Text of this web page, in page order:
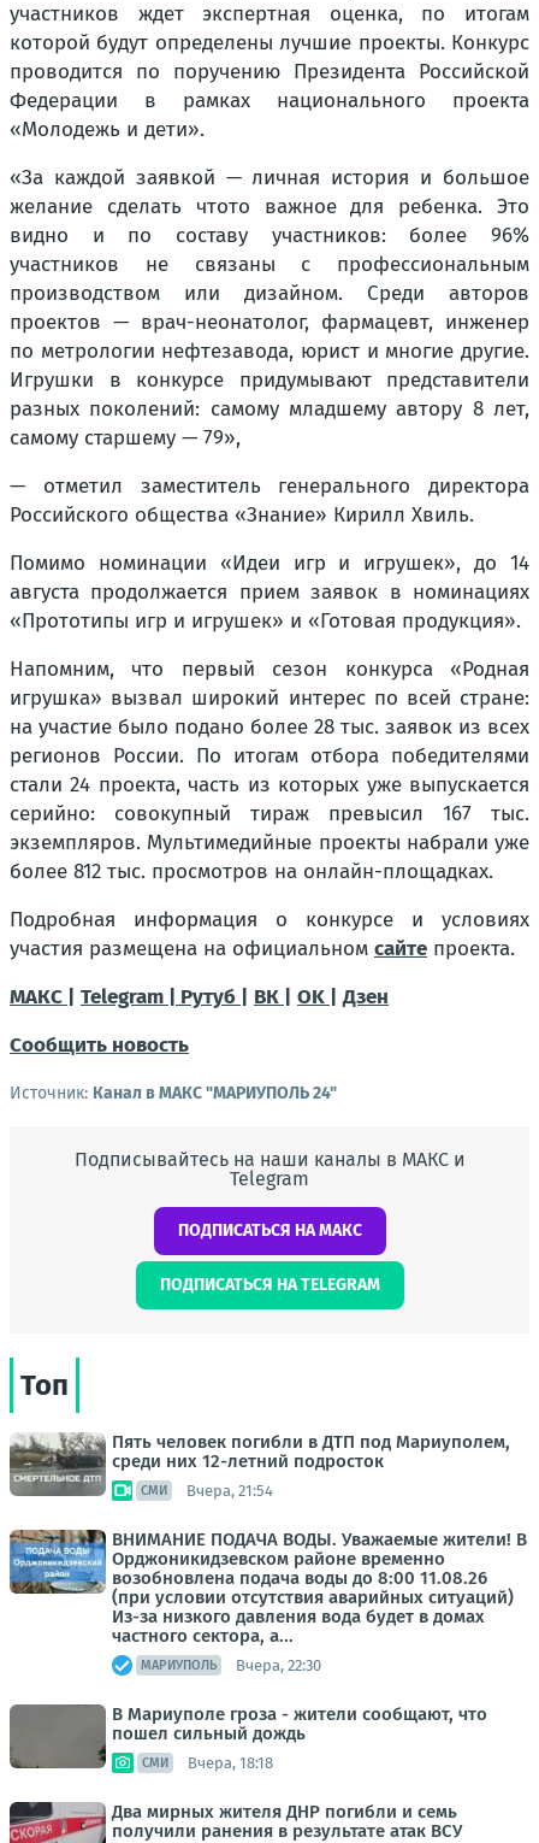
участников ждет экспертная оценка, по итогам
которой будут определены лучшие проекты. Конкурс
проводится по поручению Президента Российской
Федерации в рамках национального проекта
«Молодежь и дети».
«За каждой заявкой — личная история и большое
желание сделать чтото важное для ребенка. Это
видно и по составу участников: более 96%
участников не связаны с профессиональным
производством или дизайном. Среди авторов
проектов — врач-неонатолог, фармацевт, инженер
по метрологии нефтезавода, юрист и многие другие.
Игрушки в конкурсе придумывают представители
разных поколений: самому младшему автору 8 лет,
самому старшему — 79»,
— отметил заместитель генерального директора
Российского общества «Знание» Кирилл Хвиль.
Помимо номинации «Идеи игр и игрушек», до 14
августа продолжается прием заявок в номинациях
«Прототипы игр и игрушек» и «Готовая продукция».
Напомним, что первый сезон конкурса «Родная
игрушка» вызвал широкий интерес по всей стране:
на участие было подано более 28 тыс. заявок из всех
регионов России. По итогам отбора победителями
стали 24 проекта, часть из которых уже выпускается
серийно: совокупный тираж превысил 167 тыс.
экземпляров. Мультимедийные проекты набрали уже
более 812 тыс. просмотров на онлайн-площадках.
Подробная информация о конкурсе и условиях
участия размещена на официальном сайте проекта.
МАКС |
Telegram | Рутуб | ВК | OK |
Дзен
Сообщить новость
Источник: Канал в МАКС "МАРИУПОЛЬ 24"
Подписывайтесь на наши каналы в МАКС и
Telegram
ПОДПИСАТЬСЯ НА МАКС
ПОДПИСАТЬСЯ НА TELEGRAM
Топ
Пять человек погибли в ДТП под Мариуполем,
среди них 12-летний подросток
СМИ Вчера, 21:54
ВНИМАНИЕ ПОДАЧА ВОДЫ. Уважаемые жители! В
Орджоникидзевском районе временно
возобновлена подача воды до 8:00 11.08.26
(при условии отсутствия аварийных ситуаций)
Из-за низкого давления вода будет в домах
частного сектора, а...
МАРИУПОЛЬ Вчера, 22:30
В Мариуполе гроза - жители сообщают, что
пошел сильный дождь
СМИ Вчера, 18:18
Два мирных жителя ДНР погибли и семь
получили ранения в результате атак ВСУ